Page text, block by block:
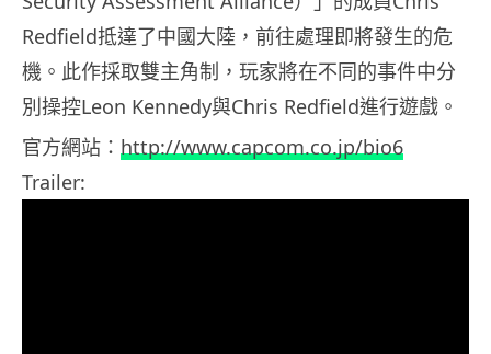
Redfield抵達了中國大陸，前往處理即將發生的危
機。此作採取雙主角制，玩家將在不同的事件中分
別操控Leon Kennedy與Chris Redfield進行遊戲。
官方網站： http://www.capcom.co.jp/bio6
Trailer: